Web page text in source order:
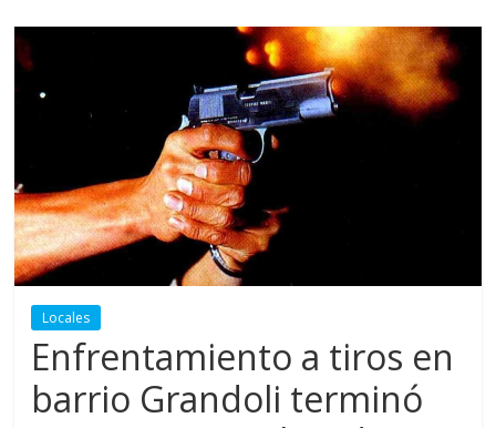
Locales
Enfrentamiento a tiros en
barrio Grandoli terminó